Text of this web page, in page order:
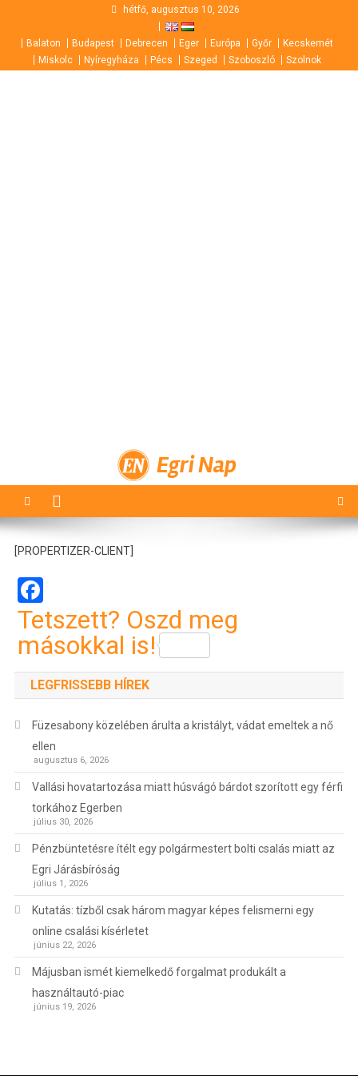
content
hétfő, augusztus 10, 2026
Balaton Budapest Debrecen Eger Európa Győr
Kecskemét
Miskolc
Nyíregyháza Pécs Szeged Szoboszló Szolnok
Egri Nap
[PROPERTIZER-CLIENT]
Facebook
Tetszett? Oszd meg
másokkal is!
LEGFRISSEBB HÍREK
Füzesabony közelében árulta a kristályt, vádat emeltek a nő
ellen
augusztus 6, 2026
Vallási hovatartozása miatt húsvágó bárdot szorított egy férfi
torkához Egerben
július 30, 2026
Pénzbüntetésre ítélt egy polgármestert bolti csalás miatt az
Egri Járásbíróság
július 1, 2026
Kutatás: tízből csak három magyar képes felismerni egy
online csalási kísérletet
június 22, 2026
Májusban ismét kiemelkedő forgalmat produkált a
használtautó-piac
június 19, 2026